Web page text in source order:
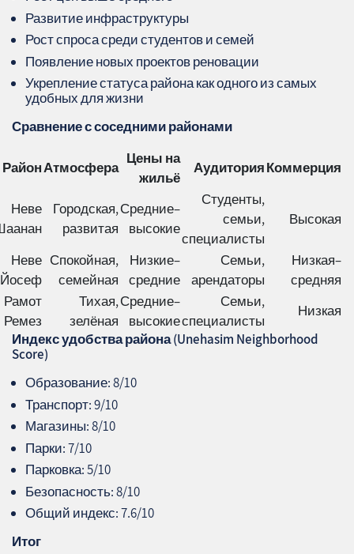
Развитие инфраструктуры
Рост спроса среди студентов и семей
Появление новых проектов реновации
Укрепление статуса района как одного из самых
удобных для жизни
Сравнение с соседними районами
РайонАтмосфера
Цены на
жильё
АудиторияКоммерция
Неве
Городская,
развитая
Средние–
высокие
Студенты,
семьи,
специалисты
Высокая
Неве
Йосеф
Спокойная,
семейная
Низкие–
средние
Семьи,
арендаторы
Низкая–
средняя
Рамот
Ремез
Тихая,
зелёная
Средние–
высокие
Семьи,
специалисты
Низкая
Индекс удобства района (Unehasim Neighborhood
Score)
Образование: 8/10
Транспорт: 9/10
Магазины: 8/10
Парки: 7/10
Парковка: 5/10
Безопасность: 8/10
Общий индекс: 7.6/10
Итог